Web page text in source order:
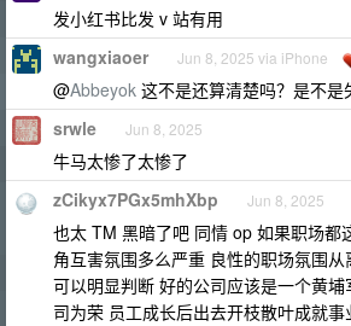
发小红书比发 v 站有用
wangxiaoer Jun 8, 2025 via iPhone
@Abbeyok 这不是还算清楚吗？是不是
srwle Jun 8, 2025
牛马太惨了太惨了
zCikyx7PGx5mhXbp Jun 8, 2025
也太 TM 黑暗了吧 同情 op 如果职场都
角互害氛围多么严重 良性的职场氛围
可以明显判断 好的公司应该是一个黄
司为荣 员工成长后出去开枝散叶成就